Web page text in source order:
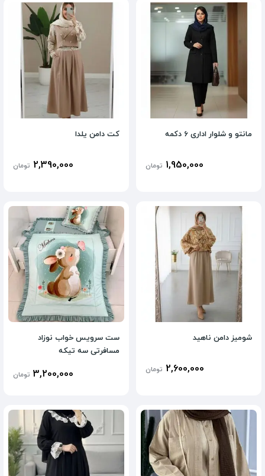
مانتو و شلوار اداری 6 دکمه
1,950,000 تومان
کت دامن یلدا
2,390,000 تومان
شومیز دامن ناهید
2,600,000 تومان
ست سرویس خواب نوزاد
مسافرتی سه تیکه
3,200,000 تومان